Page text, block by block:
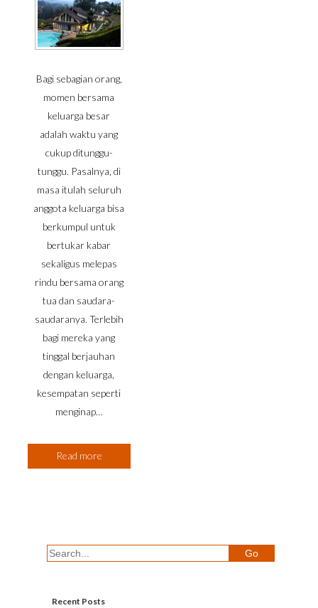
Bagi sebagian orang,
momen bersama
keluarga besar
adalah waktu yang
cukup ditunggu-
tunggu. Pasalnya, di
masa itulah seluruh
anggota keluarga bisa
berkumpul untuk
bertukar kabar
sekaligus melepas
rindu bersama orang
tua dan saudara-
saudaranya. Terlebih
bagi mereka yang
tinggal berjauhan
dengan keluarga,
kesempatan seperti
menginap…
Read more
Recent Posts